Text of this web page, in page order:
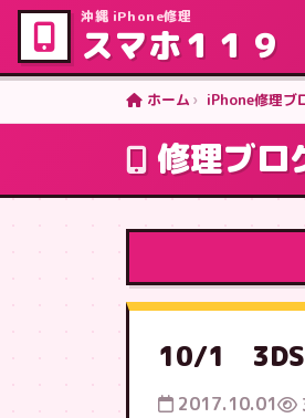
沖縄 iPhone修理
スマホ１１９
ホーム iPhone修理ブ
修理ブロ
10/1
2017.10.01